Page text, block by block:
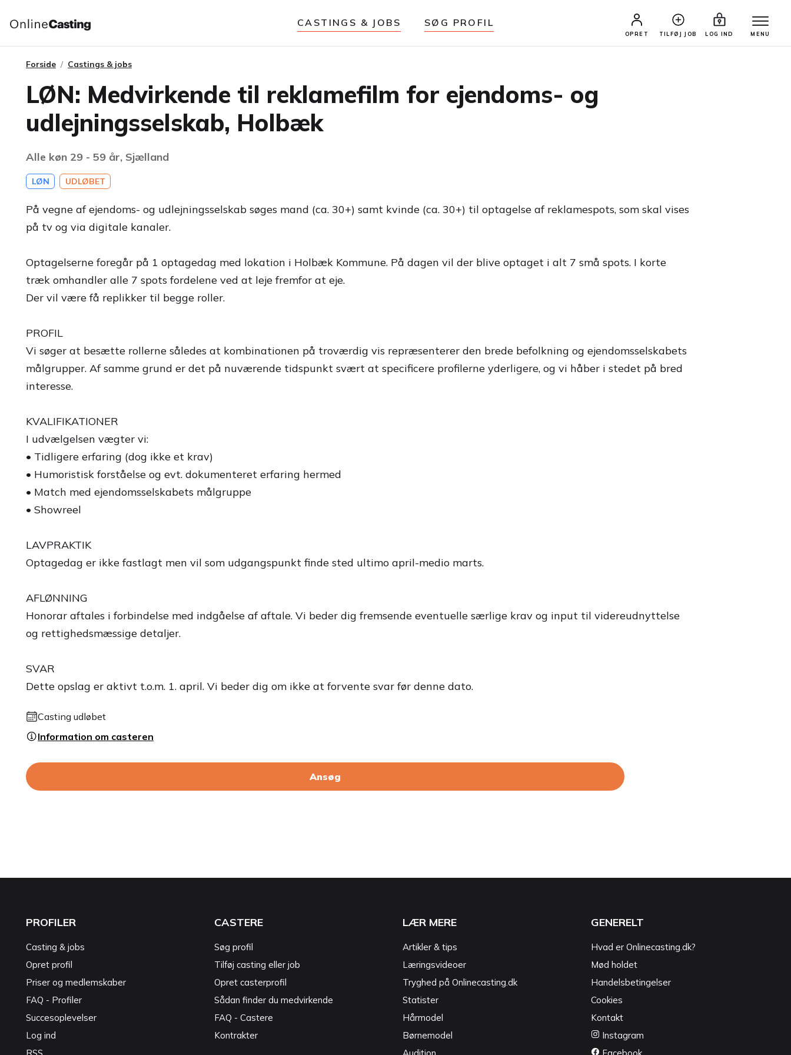
CASTINGS & JOBS SØG PROFIL
OPRET TILFØJ JOB LOG IND MENU
Forside Castings & jobs
LØN: Medvirkende til reklamefilm for ejendoms- og
udlejningsselskab, Holbæk
Alle køn 29 - 59 år, Sjælland
LØN UDLØBET
På vegne af ejendoms- og udlejningsselskab søges mand (ca. 30+) samt kvinde (ca. 30+) til optagelse af reklamespots, som skal vises
på tv og via digitale kanaler.
Optagelserne foregår på 1 optagedag med lokation i Holbæk Kommune. På dagen vil der blive optaget i alt 7 små spots. I korte
træk omhandler alle 7 spots fordelene ved at leje fremfor at eje.
Der vil være få replikker til begge roller.
PROFIL
Vi søger at besætte rollerne således at kombinationen på troværdig vis repræsenterer den brede befolkning og ejendomsselskabets
målgrupper. Af samme grund er det på nuværende tidspunkt svært at specificere profilerne yderligere, og vi håber i stedet på bred
interesse.
KVALIFIKATIONER
I udvælgelsen vægter vi:
• Tidligere erfaring (dog ikke et krav)
• Humoristisk forståelse og evt. dokumenteret erfaring hermed
• Match med ejendomsselskabets målgruppe
• Showreel
LAVPRAKTIK
Optagedag er ikke fastlagt men vil som udgangspunkt finde sted ultimo april-medio marts.
AFLØNNING
Honorar aftales i forbindelse med indgåelse af aftale. Vi beder dig fremsende eventuelle særlige krav og input til videreudnyttelse
og rettighedsmæssige detaljer.
SVAR
Dette opslag er aktivt t.o.m. 1. april. Vi beder dig om ikke at forvente svar før denne dato.
Casting udløbet
Information om casteren
Ansøg
PROFILER
Casting & jobs
Opret profil
Priser og medlemskaber
FAQ - Profiler
Succesoplevelser
Log ind
CASTERE
Søg profil
Tilføj casting eller job
Opret casterprofil
Sådan finder du medvirkende
FAQ - Castere
Kontrakter
LÆR MERE
Artikler & tips
Læringsvideoer
Tryghed på Onlinecasting.dk
Statister
Hårmodel
Børnemodel
GENERELT
Hvad er Onlinecasting.dk?
Mød holdet
Handelsbetingelser
Cookies
Kontakt
Instagram